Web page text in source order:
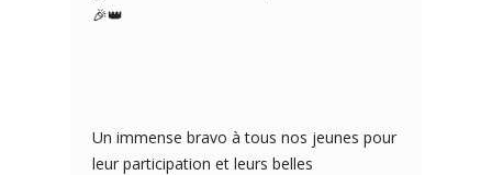
🎉👑
Un immense bravo à tous nos jeunes pour
leur participation et leurs belles